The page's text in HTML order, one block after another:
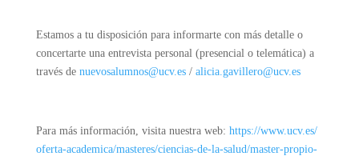
Estamos a tu disposición para informarte con más detalle o
concertarte una entrevista personal (presencial o telemática) a
través de nuevosalumnos@ucv.es/ alicia.gavillero@ucv.es
Para más información, visita nuestra web: https://www.ucv.es/
oferta-academica/masteres/ciencias-de-la-salud/master-propio-